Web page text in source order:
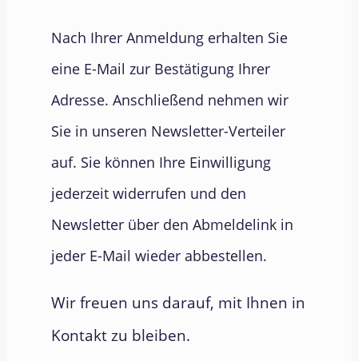
Nach Ihrer Anmeldung erhalten Sie
eine E-Mail zur Bestätigung Ihrer
Adresse. Anschließend nehmen wir
Sie in unseren Newsletter-Verteiler
auf. Sie können Ihre Einwilligung
jederzeit widerrufen und den
Newsletter über den Abmeldelink in
jeder E-Mail wieder abbestellen.
Wir freuen uns darauf, mit Ihnen in
Kontakt zu bleiben.